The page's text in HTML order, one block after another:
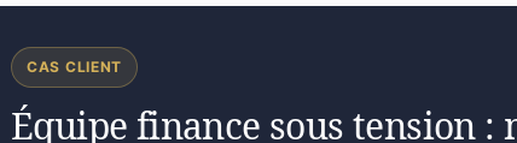
CAS CLIENT
Équipe finance sous tension